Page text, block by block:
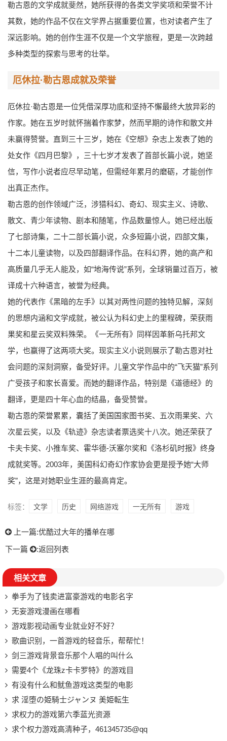
勒古恩的文学成就斐然，她所获得的各类文学奖项和荣誉不计
其数，她的作品不仅在文学界占据重要位置，也对读者产生了
深远影响。她的创作生涯不仅是一个文学旅程，更是一次跨越
多种类型的探索与思考的壮举。
厄休拉·勒古恩成就及荣誉
厄休拉·勒古恩是一位凭借深厚功底和坚持不懈最终大放异彩的
作家。她在五岁时就怀揣着作家梦，然而早期的诗作和散文并
未赢得赞誉。直到三十三岁，她在《空想》杂志上发表了她的
处女作《四月巴黎》，三十七岁才发表了首部长篇小说，她坚
信，写作小说者应尽早动笔，但需经年累月的磨砺，才能创作
出真正杰作。
勒古恩的创作领域广泛，涉猎科幻、奇幻、现实主义、诗歌、
散文、青少年读物、剧本和随笔，作品数量惊人。她已经出版
了七部诗集，二十二部长篇小说，众多短篇小说，四部文集，
十二本儿童读物，以及四部翻译作品。在科幻界，她的高产和
高质量几乎无人能及，如“地海传说”系列，全球销量过百万，被
译成十六种语言，被誉为经典。
她的代表作《黑暗的左手》以其对两性问题的独特见解，深刻
的思想内涵和文学成就，被公认为科幻史上的里程碑，荣获雨
果奖和星云奖双料殊荣。《一无所有》同样因革新乌托邦文
学，也赢得了这两项大奖。现实主义小说则展示了勒古恩对社
会问题的深刻洞察，备受好评。儿童文学作品中的“飞天猫”系列
广受孩子和家长喜爱。而她的翻译作品，特别是《道德经》的
翻译，更是四十年心血的结晶，备受赞誉。
勒古恩的荣誉累累，囊括了美国国家图书奖、五次雨果奖、六
次星云奖，以及《轨迹》杂志读者票选奖十八次。她还荣获了
卡夫卡奖、小推车奖、霍华德-沃塞尔奖和《洛杉矶时报》终身
成就奖等。2003年，美国科幻奇幻作家协会更是授予她“大师
奖”，这是对她职业生涯的最高肯定。
标签： 文学 历史 网络游戏 一无所有 游戏
上一篇:优酷过大年的播单在哪
下一篇
:返回列表
相关文章
拳手为了钱卖进富豪游戏的电影名字
无妄游戏漫画在哪看
游戏影视动画专业就业好不好？
歌曲识别，一首游戏的轻音乐，帮帮忙！
剑三游戏背景音乐那个人唱的叫什么
需要4个《龙珠z卡卡罗特》的游戏目
有没有什么和鱿鱼游戏这类型的电影
求 淫堕の姫騎士ジャンヌ 美姫転生
求权力的游戏第六季蓝光资源
求个权力游戏高清种子，461345735@qq